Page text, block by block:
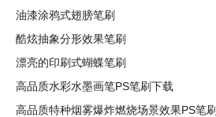
油漆涂鸦式翅膀笔刷
酷炫抽象分形效果笔刷
漂亮的印刷式蝴蝶笔刷
高品质水彩水墨画笔PS笔刷下载
高品质特种烟雾爆炸燃烧场景效果PS笔刷